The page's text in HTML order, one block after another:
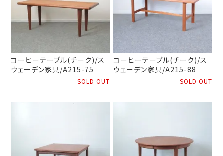
コーヒーテーブル(チーク)/ス
ウェーデン家具/A215-75
SOLD OUT
コーヒーテーブル(チーク)/ス
ウェーデン家具/A215-88
SOLD OUT